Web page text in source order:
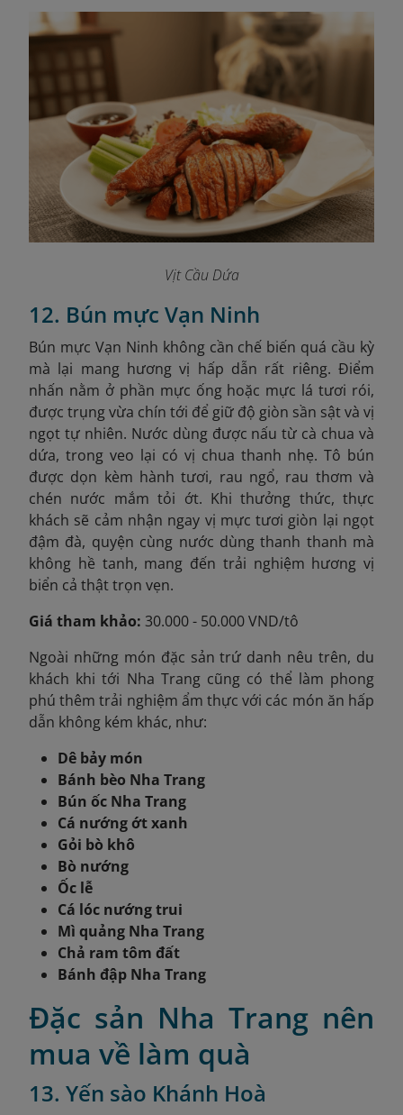
Vịt Cầu Dứa
12. Bún mực Vạn Ninh
Bún mực Vạn Ninh không cần chế biến quá cầu kỳ
mà lại mang hương vị hấp dẫn rất riêng. Điểm
nhấn nằm ở phần mực ống hoặc mực lá tươi rói,
được trụng vừa chín tới để giữ độ giòn sần sật và vị
ngọt tự nhiên. Nước dùng được nấu từ cà chua và
dứa, trong veo lại có vị chua thanh nhẹ. Tô bún
được dọn kèm hành tươi, rau ngổ, rau thơm và
chén nước mắm tỏi ớt. Khi thưởng thức, thực
khách sẽ cảm nhận ngay vị mực tươi giòn lại ngọt
đậm đà, quyện cùng nước dùng thanh thanh mà
không hề tanh, mang đến trải nghiệm hương vị
biển cả thật trọn vẹn.
Giá tham khảo: 30.000 - 50.000 VND/tô
Ngoài những món đặc sản trứ danh nêu trên, du
khách khi tới Nha Trang cũng có thể làm phong
phú thêm trải nghiệm ẩm thực với các món ăn hấp
dẫn không kém khác, như:
Dê bảy món
Bánh bèo Nha Trang
Bún ốc Nha Trang
Cá nướng ớt xanh
Gỏi bò khô
Bò nướng
Ốc lễ
Cá lóc nướng trui
Mì quảng Nha Trang
Chả ram tôm đất
Bánh đập Nha Trang
Đặc sản Nha Trang nên
mua về làm quà
13. Yến sào Khánh Hoà